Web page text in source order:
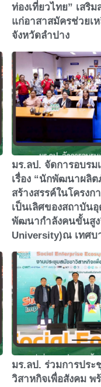
ท่องเที่ยวไทย” เสริ
แก่อาสาสมัครช่วยเ
จังหวัดลำปาง
มร.ลป. จัดการอบรม
เรื่อง “นักพัฒนาผลิ
สร้างสรรค์ในโครง
เป็นเลิศของสถาบัน
พัฒนากำลังคนขั้นสูง
University)ณ เทศบ
มร.ลป. ร่วมการปร
วิสาหกิจเพื่อสังคม พ